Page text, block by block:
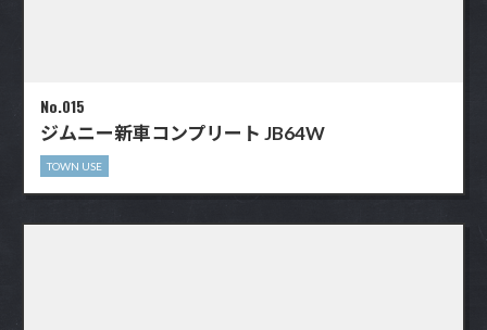
No.015
ジムニー新車コンプリート JB64W
TOWN USE